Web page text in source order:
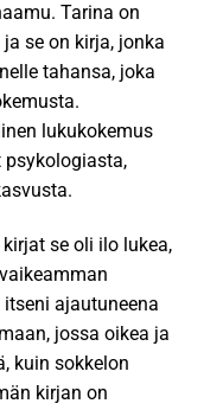
Tarina on
se on kirja, jonka
tahansa, joka
lukukokemus
psykologiasta,
se oli ilo lukea,
ajautuneena
jossa oikea ja
kuin sokkelon
kirjan on